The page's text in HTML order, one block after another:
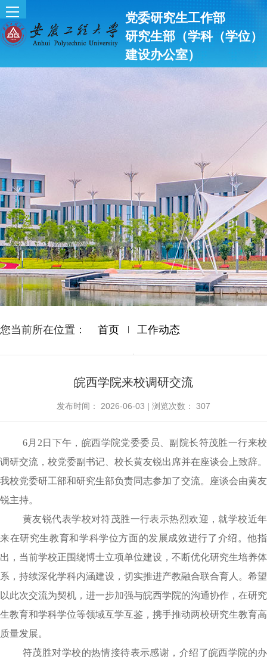
党委研究生工作部
研究生部（学科（学位）
建设办公室）
您当前所在位置： 首页 工作动态
皖西学院来校调研交流
发布时间： 2026-06-03 | 浏览次数： 307
6月 2 日下午， 皖西学院党委委员、副院长符茂胜一行来校
调研交流 ，校党委副书记、 校长黄友锐出席并在座谈会上致辞。
我校党委研工部和研究生部负责同志参加了交流。
座谈会由黄友
锐主持。
黄友锐代表学校对符茂胜一行表示热烈欢迎，就学校近年
来在研究生教育和学科学位方面的发展成效进行了介绍。他指
出，当前学校正围绕博士立项单位建设 ，不断优化研究生培养体
系，持续深化学科内涵建设 ， 切实推进产教融合联合育人 。希望
以此次交流为契机，进一步加强与皖西学院的沟通协作，在研究
生教育和学科学位等领域互学互鉴，携手推动两校研究生教育高
质量发展。
符茂胜对学校的热情接待表示感谢，介绍了皖西学院的办